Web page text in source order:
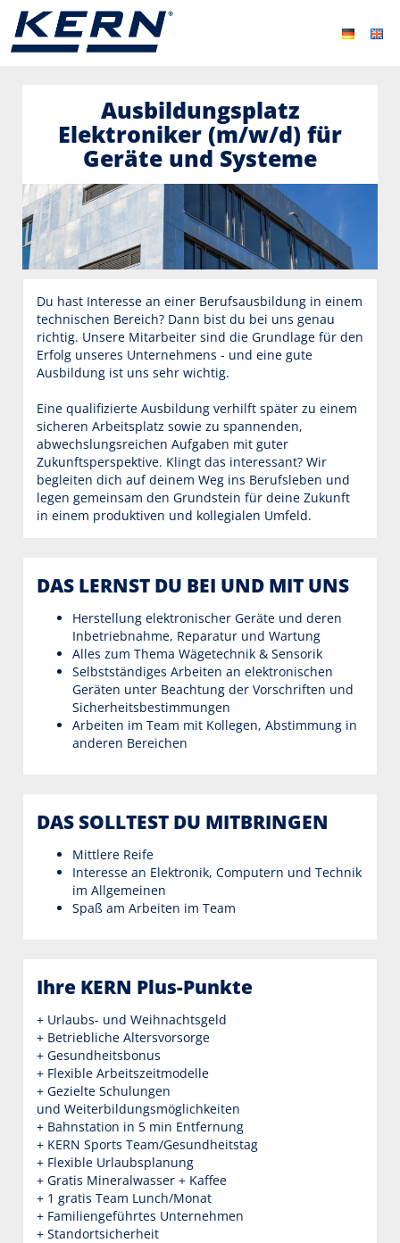
Ausbildungsplatz
Elektroniker (m/w/d) für
Geräte und Systeme
Du hast Interesse an einer Berufsausbildung in einem
technischen Bereich? Dann bist du bei uns genau
richtig. Unsere Mitarbeiter sind die Grundlage für den
Erfolg unseres Unternehmens - und eine gute
Ausbildung ist uns sehr wichtig.
Eine qualifizierte Ausbildung verhilft später zu einem
sicheren Arbeitsplatz sowie zu spannenden,
abwechslungsreichen Aufgaben mit guter
Zukunftsperspektive. Klingt das interessant? Wir
begleiten dich auf deinem Weg ins Berufsleben und
legen gemeinsam den Grundstein für deine Zukunft
in einem produktiven und kollegialen Umfeld.
DAS LERNST DU BEI UND MIT UNS
Herstellung elektronischer Geräte und deren
Inbetriebnahme, Reparatur und Wartung
Alles zum Thema Wägetechnik & Sensorik
Selbstständiges Arbeiten an elektronischen
Geräten unter Beachtung der Vorschriften und
Sicherheitsbestimmungen
Arbeiten im Team mit Kollegen, Abstimmung in
anderen Bereichen
DAS SOLLTEST DU MITBRINGEN
Mittlere Reife
Interesse an Elektronik, Computern und Technik
im Allgemeinen
Spaß am Arbeiten im Team
Ihre KERN Plus-Punkte
+ Urlaubs- und Weihnachtsgeld
+ Betriebliche Altersvorsorge
+ Gesundheitsbonus
+ Flexible Arbeitszeitmodelle
+ Gezielte Schulungen
und Weiterbildungsmöglichkeiten
+ Bahnstation in 5 min Entfernung
+ KERN Sports Team/Gesundheitstag
+ Flexible Urlaubsplanung
+ Gratis Mineralwasser + Kaffee
+ 1 gratis Team Lunch/Monat
+ Familiengeführtes Unternehmen
+ Standortsicherheit